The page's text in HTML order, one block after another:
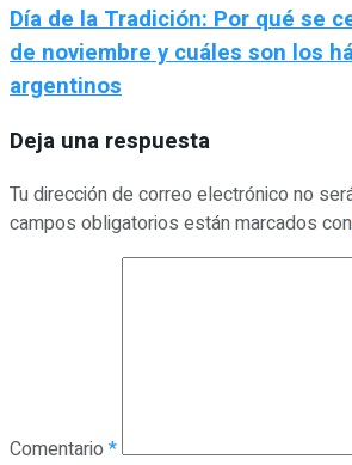
Día de la Tradición: Por qué se
de noviembre y cuáles son los
argentinos
Deja una respuesta
Tu dirección de correo electrónico no
campos obligatorios están marcados con
Comentario *